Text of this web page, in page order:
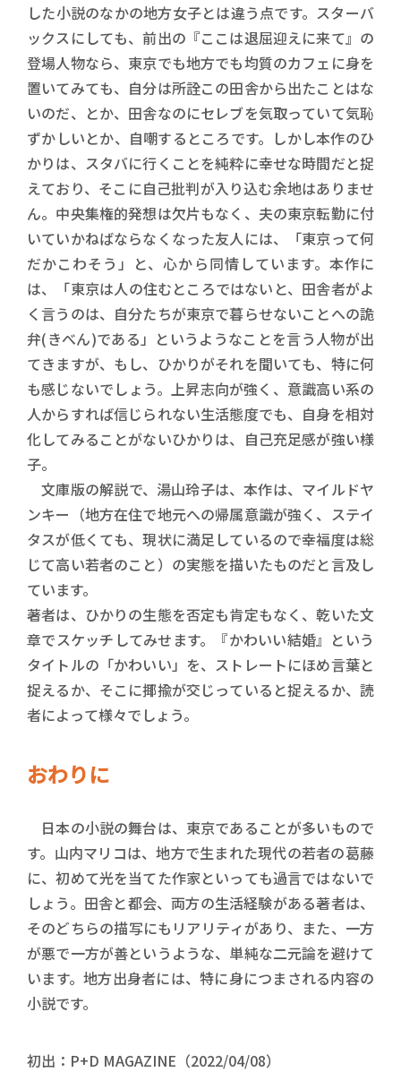
した小説のなかの地方女子とは違う点です。スターバ
ックスにしても、前出の『ここは退屈迎えに来て』の
登場人物なら、東京でも地方でも均質のカフェに身を
置いてみても、自分は所詮この田舎から出たことはな
いのだ、とか、田舎なのにセレブを気取っていて気恥
ずかしいとか、自嘲するところです。しかし本作のひ
かりは、スタバに行くことを純粋に幸せな時間だと捉
えており、そこに自己批判が入り込む余地はありませ
ん。中央集権的発想は欠片もなく、夫の東京転勤に付
いていかねばならなくなった友人には、「東京って何
だかこわそう」と、心から同情しています。本作に
は、「東京は人の住むところではないと、田舎者がよ
く言うのは、自分たちが東京で暮らせないことへの詭
弁(きべん)である」というようなことを言う人物が出
てきますが、もし、ひかりがそれを聞いても、特に何
も感じないでしょう。上昇志向が強く、意識高い系の
人からすれば信じられない生活態度でも、自身を相対
化してみることがないひかりは、自己充足感が強い様
子。
文庫版の解説で、湯山玲子は、本作は、マイルドヤ
ンキー（地方在住で地元への帰属意識が強く、ステイ
タスが低くても、現状に満足しているので幸福度は総
じて高い若者のこと）の実態を描いたものだと言及し
ています。
著者は、ひかりの生態を否定も肯定もなく、乾いた文
章でスケッチしてみせます。『かわいい結婚』という
タイトルの「かわいい」を、ストレートにほめ言葉と
捉えるか、そこに揶揄が交じっていると捉えるか、読
者によって様々でしょう。
おわりに
日本の小説の舞台は、東京であることが多いもので
す。山内マリコは、地方で生まれた現代の若者の葛藤
に、初めて光を当てた作家といっても過言ではないで
しょう。田舎と都会、両方の生活経験がある著者は、
そのどちらの描写にもリアリティがあり、また、一方
が悪で一方が善というような、単純な二元論を避けて
います。地方出身者には、特に身につまされる内容の
小説です。
初出：P+D MAGAZINE（2022/04/08）